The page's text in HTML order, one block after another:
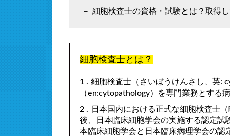
細胞検査士の資格・試験とは？取得
細胞検査士とは？
細胞検査士（さいぼうけんさし、英:
（en:cytopathology）を専門業務とする
日本国内における正式な細胞検査士
後、日本臨床細胞学会の実施する認定試
本臨床細胞学会と日本臨床病理学会の認